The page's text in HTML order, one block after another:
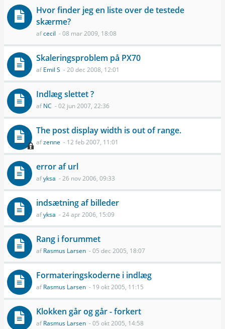
Hvor finder jeg en liste over de testede
skærme?
afcecil - 08 mar 2009, 18:08
Skaleringsproblem på PX70
afEmil S - 20 dec 2008, 12:01
Indlæg slettet ?
afNC - 02 jun 2007, 22:36
The post display width is out of range.
afzenne - 12 feb 2007, 11:01
error af url
afyksa - 26 nov 2006, 09:33
indsætning af billeder
afyksa - 24 apr 2006, 15:09
Rang i forummet
afRasmus Larsen - 05 dec 2005, 18:07
Formateringskoderne i indlæg
afRasmus Larsen - 19 okt 2005, 11:15
Klokken går og går - forkert
afRasmus Larsen - 05 okt 2005, 14:58